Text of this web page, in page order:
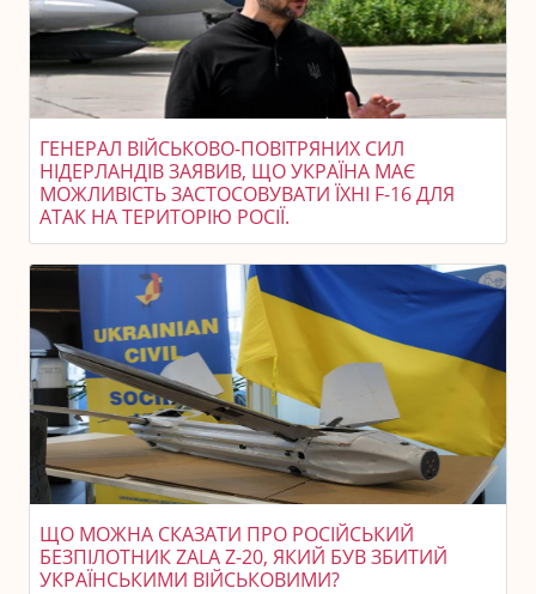
ГЕНЕРАЛ ВІЙСЬКОВО-ПОВІТРЯНИХ СИЛ
НІДЕРЛАНДІВ ЗАЯВИВ, ЩО УКРАЇНА МАЄ
МОЖЛИВІСТЬ ЗАСТОСОВУВАТИ ЇХНІ F-16 ДЛЯ
АТАК НА ТЕРИТОРІЮ РОСІЇ.
ЩО МОЖНА СКАЗАТИ ПРО РОСІЙСЬКИЙ
БЕЗПІЛОТНИК ZALA Z-20, ЯКИЙ БУВ ЗБИТИЙ
УКРАЇНСЬКИМИ ВІЙСЬКОВИМИ?